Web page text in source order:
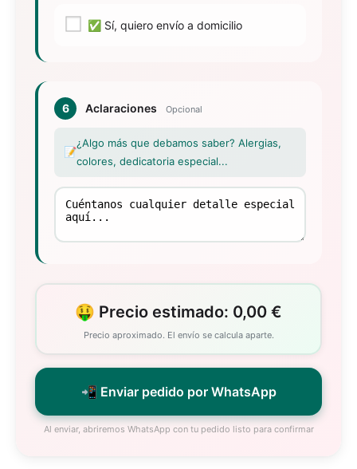
✅ Sí, quiero envío a domicilio
6 Aclaraciones Opcional
📝
¿Algo más que debamos saber? Alergias,
colores, dedicatoria especial...
🤑 Precio estimado: 0,00 €
Precio aproximado. El envío se calcula aparte.
📲 Enviar pedido por WhatsApp
Al enviar, abriremos WhatsApp con tu pedido listo para confirmar